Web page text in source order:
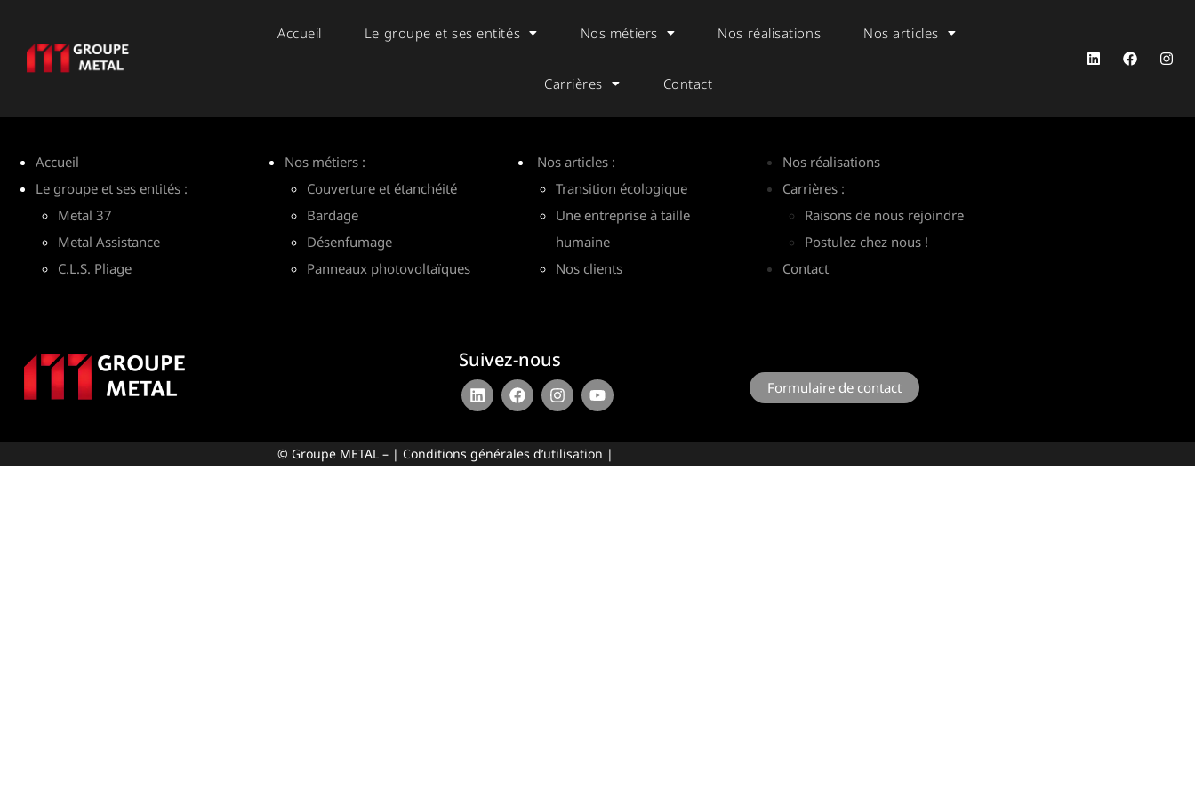
Accueil Le groupe et ses entités Nos métiers Nos réalisations Nos articles
Carrières Contact
Accueil
Le groupe et ses entités :
Metal 37
Metal Assistance
C.L.S. Pliage
Nos métiers :
Couverture et étanchéité
Bardage
Désenfumage
Panneaux photovoltaïques
Nos articles :
Transition écologique
Une entreprise à taille
humaine
Nos clients
Nos réalisations
Carrières :
Raisons de nous rejoindre
Postulez chez nous !
Contact
Suivez-nous
Formulaire de contact
© Groupe METAL – | Conditions générales d’utilisation |